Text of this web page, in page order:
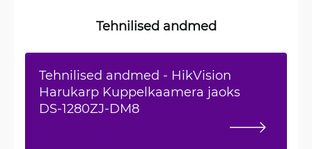
Tehnilised andmed
Tehnilised andmed - HikVision
Harukarp Kuppelkaamera jaoks
DS-1280ZJ-DM8